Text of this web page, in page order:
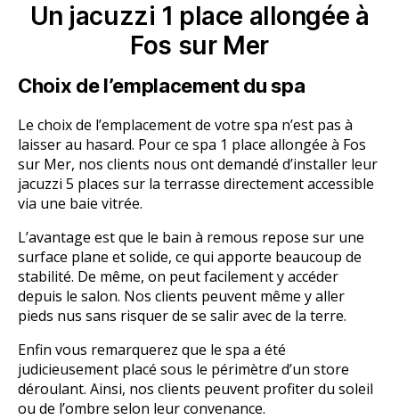
Un jacuzzi 1 place allongée à
Fos sur Mer
Choix de l’emplacement du spa
Le choix de l’emplacement de votre spa n’est pas à
laisser au hasard. Pour ce spa 1 place allongée à Fos
sur Mer, nos clients nous ont demandé d’installer leur
jacuzzi 5 places sur la terrasse directement accessible
via une baie vitrée.
L’avantage est que le bain à remous repose sur une
surface plane et solide, ce qui apporte beaucoup de
stabilité. De même, on peut facilement y accéder
depuis le salon. Nos clients peuvent même y aller
pieds nus sans risquer de se salir avec de la terre.
Enfin vous remarquerez que le spa a été
judicieusement placé sous le périmètre d’un store
déroulant. Ainsi, nos clients peuvent profiter du soleil
ou de l’ombre selon leur convenance.